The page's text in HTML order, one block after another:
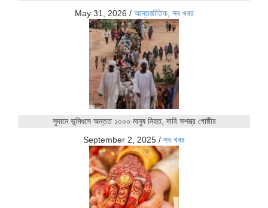
May 31, 2026 / আন্তর্জাতিক, সব খবর
সুদানে ভূমিধসে অন্তত ১০০০ মানুষ নিহত, দাবি সশস্ত্র গোষ্ঠীর
September 2, 2025 / সব খবর